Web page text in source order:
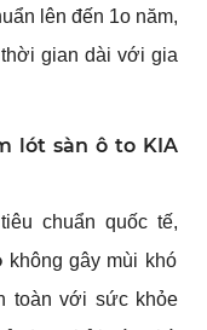
lên đến 1o năm,
gian dài với gia
lót sàn ô to KIA
chuẩn quốc tế,
không gây mùi khó
toàn với sức khỏe